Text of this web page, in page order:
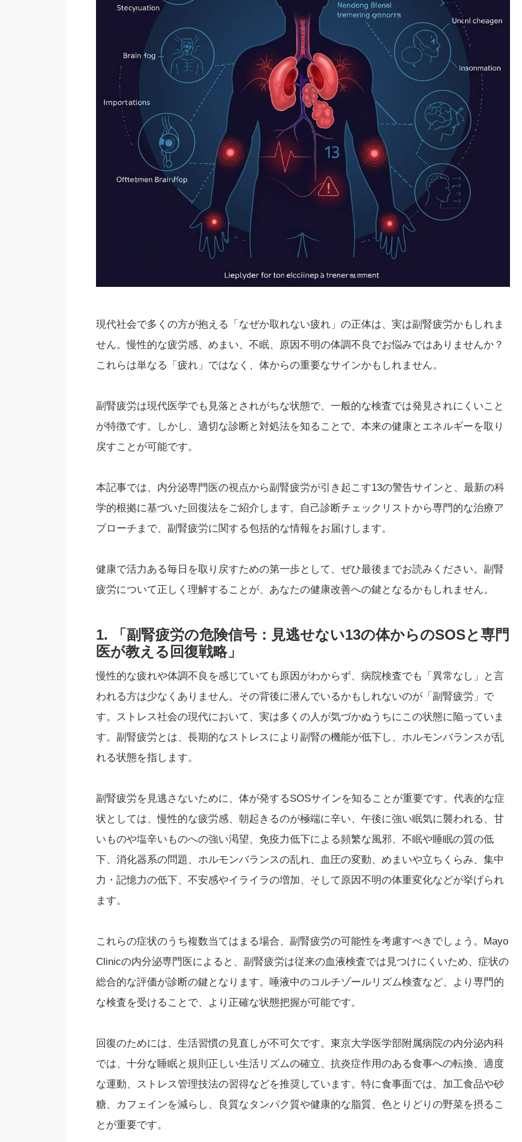
現代社会で多くの方が抱える「なぜか取れない疲れ」の正体は、実は副腎疲労かもしれま
せん。慢性的な疲労感、めまい、不眠、原因不明の体調不良でお悩みではありませんか？
これらは単なる「疲れ」ではなく、体からの重要なサインかもしれません。
副腎疲労は現代医学でも見落とされがちな状態で、一般的な検査では発見されにくいこと
が特徴です。しかし、適切な診断と対処法を知ることで、本来の健康とエネルギーを取り
戻すことが可能です。
本記事では、内分泌専門医の視点から副腎疲労が引き起こす13の警告サインと、最新の科
学的根拠に基づいた回復法をご紹介します。自己診断チェックリストから専門的な治療ア
プローチまで、副腎疲労に関する包括的な情報をお届けします。
健康で活力ある毎日を取り戻すための第一歩として、ぜひ最後までお読みください。副腎
疲労について正しく理解することが、あなたの健康改善への鍵となるかもしれません。
1. 「副腎疲労の危険信号：見逃せない13の体からのSOSと専門
医が教える回復戦略」
慢性的な疲れや体調不良を感じていても原因がわからず、病院検査でも「異常なし」と言
われる方は少なくありません。その背後に潜んでいるかもしれないのが「副腎疲労」で
す。ストレス社会の現代において、実は多くの人が気づかぬうちにこの状態に陥っていま
す。副腎疲労とは、長期的なストレスにより副腎の機能が低下し、ホルモンバランスが乱
れる状態を指します。
副腎疲労を見逃さないために、体が発するSOSサインを知ることが重要です。代表的な症
状としては、慢性的な疲労感、朝起きるのが極端に辛い、午後に強い眠気に襲われる、甘
いものや塩辛いものへの強い渇望、免疫力低下による頻繁な風邪、不眠や睡眠の質の低
下、消化器系の問題、ホルモンバランスの乱れ、血圧の変動、めまいや立ちくらみ、集中
力・記憶力の低下、不安感やイライラの増加、そして原因不明の体重変化などが挙げられ
ます。
これらの症状のうち複数当てはまる場合、副腎疲労の可能性を考慮すべきでしょう。Mayo
Clinicの内分泌専門医によると、副腎疲労は従来の血液検査では見つけにくいため、症状の
総合的な評価が診断の鍵となります。唾液中のコルチゾールリズム検査など、より専門的
な検査を受けることで、より正確な状態把握が可能です。
回復のためには、生活習慣の見直しが不可欠です。東京大学医学部附属病院の内分泌内科
では、十分な睡眠と規則正しい生活リズムの確立、抗炎症作用のある食事への転換、適度
な運動、ストレス管理技法の習得などを推奨しています。特に食事面では、加工食品や砂
糖、カフェインを減らし、良質なタンパク質や健康的な脂質、色とりどりの野菜を摂るこ
とが重要です。